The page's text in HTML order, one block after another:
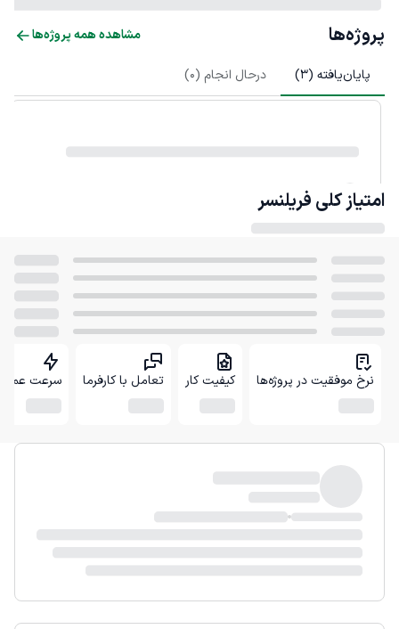
پروژه‌ها مشاهده همه پروژه‌ها
پایان‌یافته (3
) درحال انجام (0
)
امتیاز کلی فریلنسر
نرخ موفقیت در پروژه‌ها کیفیت کار تعامل با کارفرما سرعت عمل